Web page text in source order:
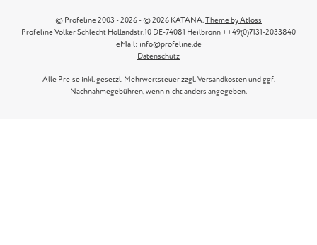
© Profeline 2003 - 2026 - © 2026 KATANA.Theme by Atloss
Profeline Volker Schlecht Hollandstr.10 DE-74081 Heilbronn ++49(0)7131-2033840
eMail: info@profeline.de
Datenschutz
Alle Preise inkl. gesetzl. Mehrwertsteuer zzgl.Versandkostenund ggf.
Nachnahmegebühren, wenn nicht anders angegeben.